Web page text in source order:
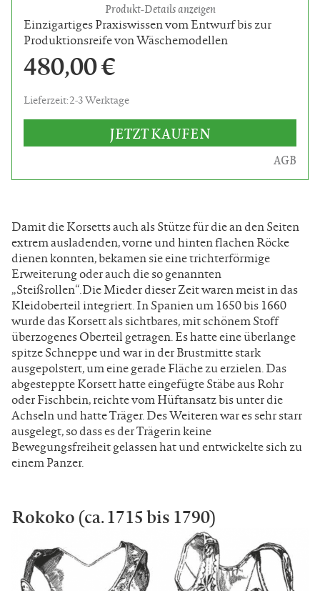
Produkt-Details anzeigen
Einzigartiges Praxiswissen vom Entwurf bis zur
Produktionsreife von Wäschemodellen
480,00 €
Lieferzeit: 2-3 Werktage
JETZT KAUFEN
AGB
Damit die Korsetts auch als Stütze für die an den Seiten
extrem ausladenden, vorne und hinten flachen Röcke
dienen konnten, bekamen sie eine trichterförmige
Erweiterung oder auch die so genannten
„Steißrollen“.Die Mieder dieser Zeit waren meist in das
Kleidoberteil integriert. In Spanien um 1650 bis 1660
wurde das Korsett als sichtbares, mit schönem Stoff
überzogenes Oberteil getragen. Es hatte eine überlange
spitze Schneppe und war in der Brustmitte stark
ausgepolstert, um eine gerade Fläche zu erzielen. Das
abgesteppte Korsett hatte eingefügte Stäbe aus Rohr
oder Fischbein, reichte vom Hüftansatz bis unter die
Achseln und hatte Träger. Des Weiteren war es sehr starr
ausgelegt, so dass es der Trägerin keine
Bewegungsfreiheit gelassen hat und entwickelte sich zu
einem Panzer.
Rokoko (ca. 1715 bis 1790)